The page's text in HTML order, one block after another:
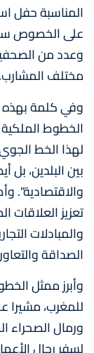
المناسبة حفل
على الخصوص
وعدد من
مختلف المشارب.
وفي كلمة بهذه
الخطوط الملكية
لهذا الخط
بين البلدين، بل
والاقتصادية".
تعزيز العلاقات
والمبادلات
الصداقة
وأبرز ممثل
للمغرب،
ورمال الصحراء
لسفر رجال